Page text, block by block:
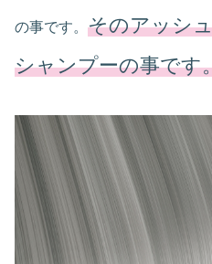
の事です。 そのアッシ
シャンプーの事です